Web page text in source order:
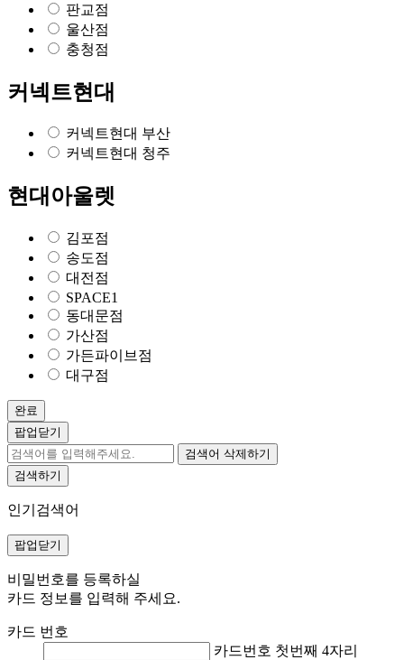
판교점
울산점
충청점
커넥트현대
커넥트현대 부산
커넥트현대 청주
현대아울렛
김포점
송도점
대전점
SPACE1
동대문점
가산점
가든파이브점
대구점
완료
팝업닫기
검색어 삭제하기
검색하기
인기검색어
팝업닫기
비밀번호를 등록하실
카드 정보를 입력해 주세요.
카드 번호
카드번호 첫번째 4자리